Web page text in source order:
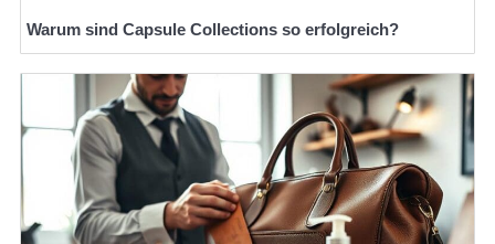
Warum sind Capsule Collections so erfolgreich?